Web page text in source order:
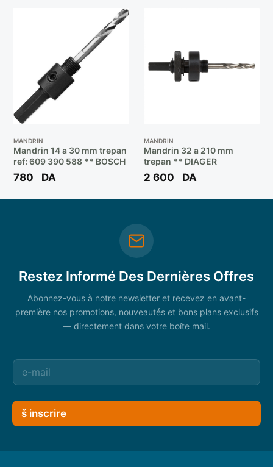
MANDRIN
Mandrin 14 a 30 mm trepan
ref: 609 390 588 ** BOSCH
780 DA
MANDRIN
Mandrin 32 a 210 mm
trepan ** DIAGER
2 600 DA
Restez Informé Des Dernières Offres
Abonnez-vous à notre newsletter et recevez en avant-
première nos promotions, nouveautés et bons plans exclusifs
— directement dans votre boîte mail.
š inscrire